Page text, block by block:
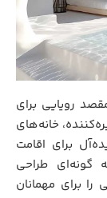
رویایی برای
خانه‌های
برای اقامت
گونه‌ای طراحی
برای مهمانان